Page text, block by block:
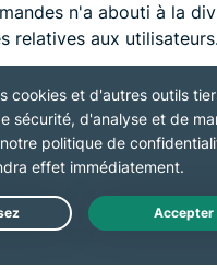
n'a abouti à la
relatives aux
: janvier – juin 2024
pouvoirs publics, des
procédures civiles